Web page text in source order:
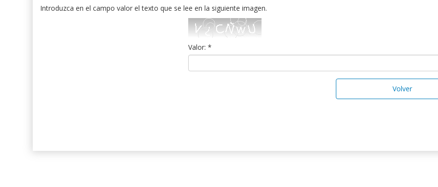
Introduzca en el campo valor el texto que se lee en la siguiente imagen.
Valor: *
Volver